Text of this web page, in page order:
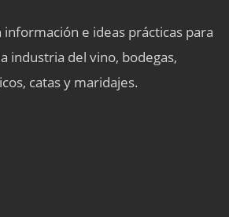
información e ideas prácticas para
industria del vino, bodegas,
catas y maridajes.